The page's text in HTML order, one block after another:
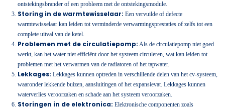
ontstekingsbrander of een probleem met de ontstekingsmodule.
Storing in de warmtewisselaar: Een vervuilde of defecte
warmtewisselaar kan leiden tot verminderde verwarmingsprestaties of zelfs tot een
complete uitval van de ketel.
Problemen met de circulatiepomp: Als de circulatiepomp niet goed
werkt, kan het water niet efficiënt door het systeem circuleren, wat kan leiden tot
problemen met het verwarmen van de radiatoren of het tapwater.
Lekkages: Lekkages kunnen optreden in verschillende delen van het cv-systeem,
waaronder lekkende buizen, aansluitingen of het expansievat. Lekkages kunnen
waterverlies veroorzaken en schade aan het systeem veroorzaken.
Storingen in de elektronica: Elektronische componenten zoals